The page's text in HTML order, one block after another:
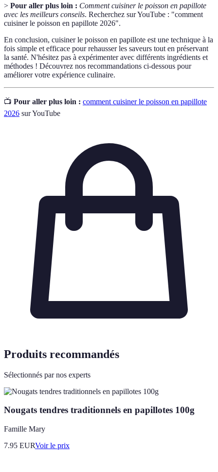
> Pour aller plus loin : Comment cuisiner le poisson en papillote
avec les meilleurs conseils. Recherchez sur YouTube : "comment
cuisiner le poisson en papillote 2026".
En conclusion, cuisiner le poisson en papillote est une technique à la
fois simple et efficace pour rehausser les saveurs tout en préservant
la santé. N'hésitez pas à expérimenter avec différents ingrédients et
méthodes ! Découvrez nos recommandations ci-dessous pour
améliorer votre expérience culinaire.
📺 Pour aller plus loin : comment cuisiner le poisson en papillote
2026 sur YouTube
Produits recommandés
Sélectionnés par nos experts
Nougats tendres traditionnels en papillotes 100g
Famille Mary
7.95 EURVoir le prix